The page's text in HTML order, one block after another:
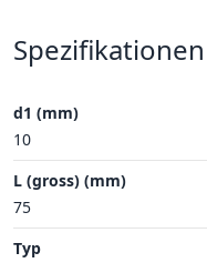
Spezifikationen
d1 (mm)
10
L (gross) (mm)
75
Typ